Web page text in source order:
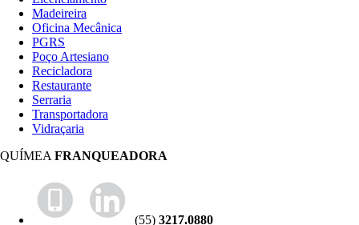
Madeireira
Oficina Mecânica
PGRS
Poço Artesiano
Recicladora
Restaurante
Serraria
Transportadora
Vidraçaria
QUÍMEAFRANQUEADORA
(55) 3217.0880